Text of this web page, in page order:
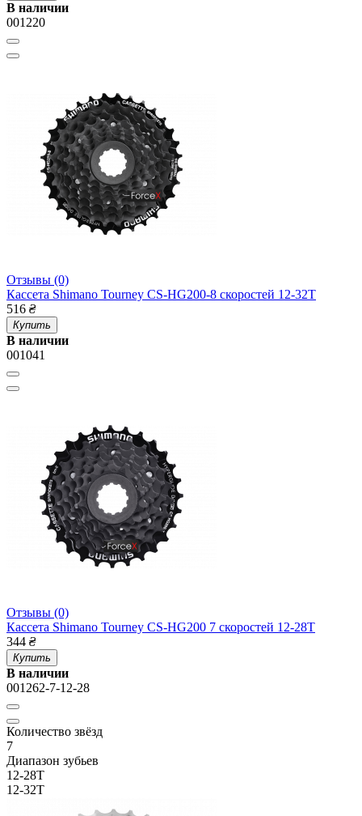
В наличии
001220
Отзывы (0)
Кассета Shimano Tourney CS-HG200-8 скоростей 12-32T
516 ₴
Купить
В наличии
001041
Отзывы (0)
Кассета Shimano Tourney CS-HG200 7 скоростей 12-28T
344 ₴
Купить
В наличии
001262-7-12-28
Количество звёзд
7
Диапазон зубьев
12-28T
12-32T